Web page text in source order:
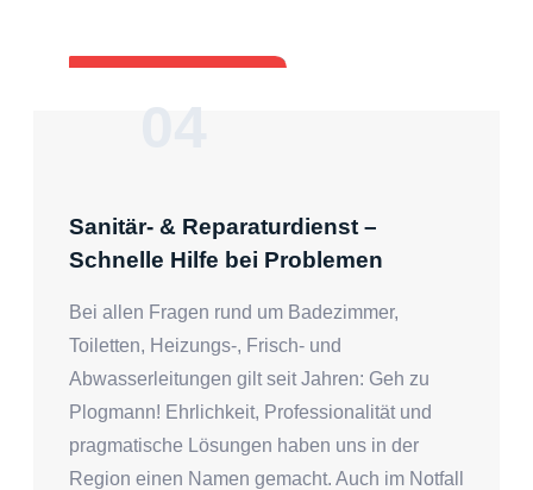
04
Sanitär- & Reparaturdienst –
Schnelle Hilfe bei Problemen
Bei allen Fragen rund um Badezimmer,
Toiletten, Heizungs-, Frisch- und
Abwasserleitungen gilt seit Jahren: Geh zu
Plogmann! Ehrlichkeit, Professionalität und
pragmatische Lösungen haben uns in der
Region einen Namen gemacht. Auch im Notfall